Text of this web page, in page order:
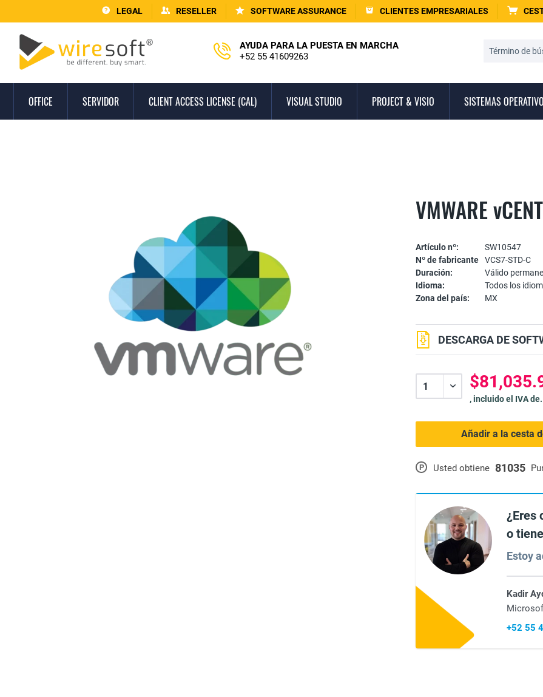
LEGAL RESELLER SOFTWARE ASSURANCE CLIENTES EMPRESARIALES
AYUDA PARA LA PUESTA EN MARCHA
+52 55 41609263
OFFICE SERVIDOR CLIENT ACCESS LICENSE (CAL) VISUAL STUDIO PROJECT & VISIO SISTEMAS
VMWARE
Artículo nº:
SW10547
Nº de fabricante
VCS7-STD-C
Duración:
Válido
Idioma:
Todos los
Zona del país:
MX
P Usted obtiene 81035
DESCARGA DE
, incluido el IVA de.
Añadir a la cesta
¿Eres
o
Estoy
Kadir
+52 55